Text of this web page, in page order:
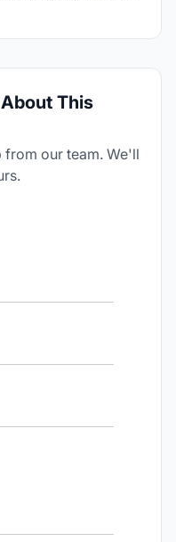
This
from our team. We'll